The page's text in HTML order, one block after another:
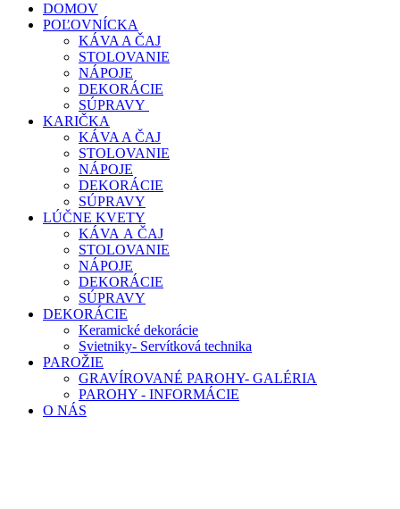
DOMOV
POĽOVNÍCKA
KÁVA A ČAJ
STOLOVANIE
NÁPOJE
DEKORÁCIE
SÚPRAVY
KARIČKA
KÁVA A ČAJ
STOLOVANIE
NÁPOJE
DEKORÁCIE
SÚPRAVY
LÚČNE KVETY
KÁVA A ČAJ
STOLOVANIE
NÁPOJE
DEKORÁCIE
SÚPRAVY
DEKORÁCIE
Keramické dekorácie
Svietniky- Servítková technika
PAROŽIE
GRAVÍROVANÉ PAROHY- GALÉRIA
PAROHY - INFORMÁCIE
O NÁS